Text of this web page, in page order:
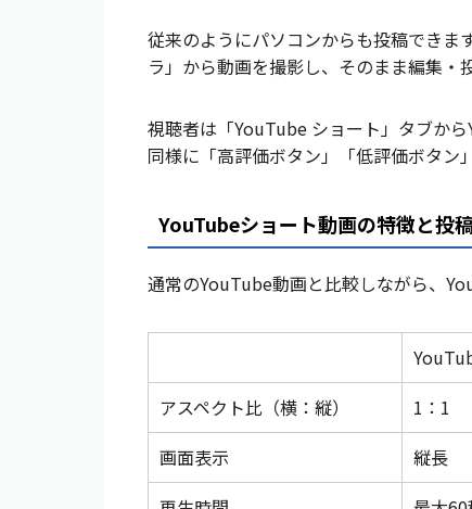
従来のようにパソコンからも投稿できま
ラ」から動画を撮影し、そのまま編集・
視聴者は「YouTube ショート」タブか
同様に「高評価ボタン」「低評価ボタン
YouTubeショート動画の特徴と投
通常のYouTube動画と比較しながら、
アスペクト比（横：縦）
1：1
画面表示
縦長